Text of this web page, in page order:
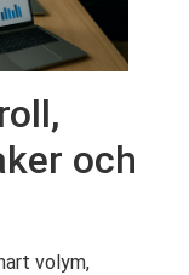
och
volym,